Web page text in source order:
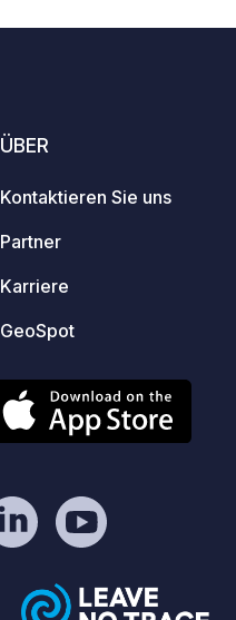
ÜBER
Kontaktieren Sie uns
Partner
Karriere
GeoSpot